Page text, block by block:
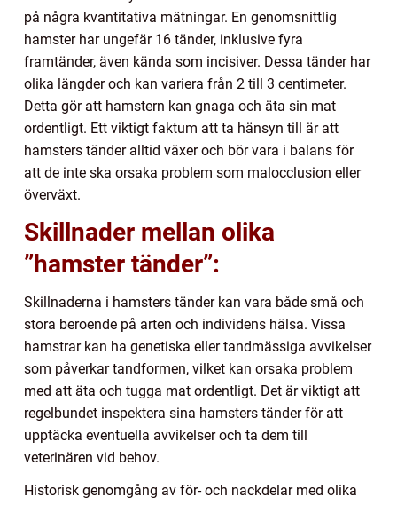
på några kvantitativa mätningar. En genomsnittlig
hamster har ungefär 16 tänder, inklusive fyra
framtänder, även kända som incisiver. Dessa tänder har
olika längder och kan variera från 2 till 3 centimeter.
Detta gör att hamstern kan gnaga och äta sin mat
ordentligt. Ett viktigt faktum att ta hänsyn till är att
hamsters tänder alltid växer och bör vara i balans för
att de inte ska orsaka problem som malocclusion eller
överväxt.
Skillnader mellan olika
”hamster tänder”:
Skillnaderna i hamsters tänder kan vara både små och
stora beroende på arten och individens hälsa. Vissa
hamstrar kan ha genetiska eller tandmässiga avvikelser
som påverkar tandformen, vilket kan orsaka problem
med att äta och tugga mat ordentligt. Det är viktigt att
regelbundet inspektera sina hamsters tänder för att
upptäcka eventuella avvikelser och ta dem till
veterinären vid behov.
Historisk genomgång av för- och nackdelar med olika